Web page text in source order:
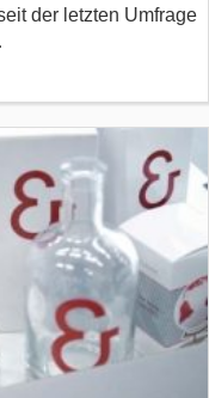
der letzten Umfrage